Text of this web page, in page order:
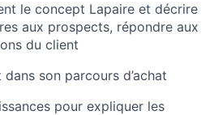
le concept Lapaire et décrire
aux prospects, répondre aux
du client
son parcours d’achat
pour expliquer les